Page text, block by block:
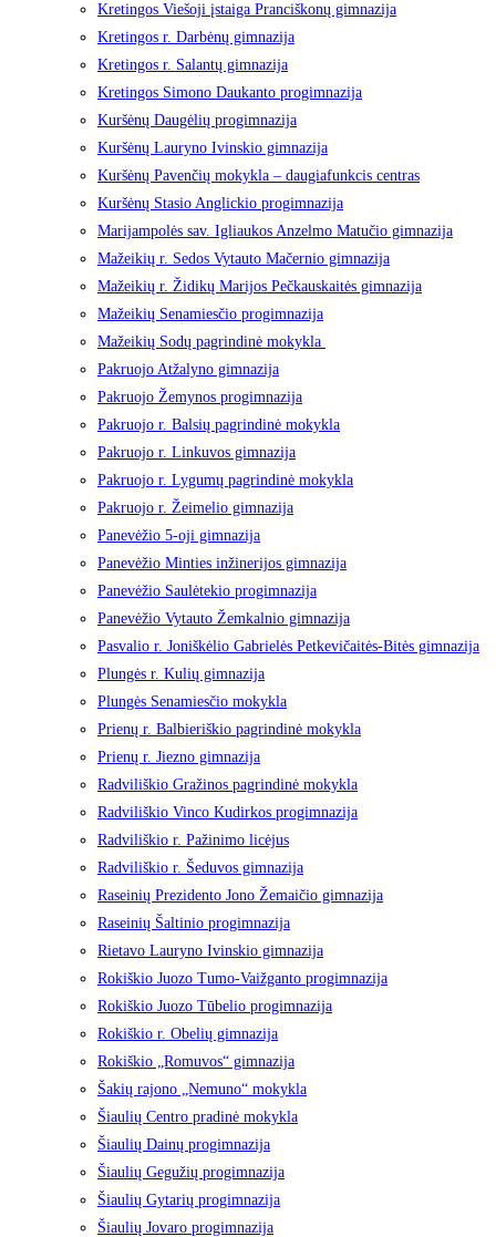
Kretingos Viešoji įstaiga Pranciškonų gimnazija
Kretingos r. Darbėnų gimnazija
Kretingos r. Salantų gimnazija
Kretingos Simono Daukanto progimnazija
Kuršėnų Daugėlių progimnazija
Kuršėnų Lauryno Ivinskio gimnazija
Kuršėnų Pavenčių mokykla – daugiafunkcis centras
Kuršėnų Stasio Anglickio progimnazija
Marijampolės sav. Igliaukos Anzelmo Matučio gimnazija
Mažeikių r. Sedos Vytauto Mačernio gimnazija
Mažeikių r. Židikų Marijos Pečkauskaitės gimnazija
Mažeikių Senamiesčio progimnazija
Mažeikių Sodų pagrindinė mokykla
Pakruojo Atžalyno gimnazija
Pakruojo Žemynos progimnazija
Pakruojo r. Balsių pagrindinė mokykla
Pakruojo r. Linkuvos gimnazija
Pakruojo r. Lygumų pagrindinė mokykla
Pakruojo r. Žeimelio gimnazija
Panevėžio 5-oji gimnazija
Panevėžio Minties inžinerijos gimnazija
Panevėžio Saulėtekio progimnazija
Panevėžio Vytauto Žemkalnio gimnazija
Pasvalio r. Joniškėlio Gabrielės Petkevičaitės-Bitės gimnazija
Plungės r. Kulių gimnazija
Plungės Senamiesčio mokykla
Prienų r. Balbieriškio pagrindinė mokykla
Prienų r. Jiezno gimnazija
Radviliškio Gražinos pagrindinė mokykla
Radviliškio Vinco Kudirkos progimnazija
Radviliškio r. Pažinimo licėjus
Radviliškio r. Šeduvos gimnazija
Raseinių Prezidento Jono Žemaičio gimnazija
Raseinių Šaltinio progimnazija
Rietavo Lauryno Ivinskio gimnazija
Rokiškio Juozo Tumo-Vaižganto progimnazija
Rokiškio Juozo Tūbelio progimnazija
Rokiškio r. Obelių gimnazija
Rokiškio „Romuvos“ gimnazija
Šakių rajono „Nemuno“ mokykla
Šiaulių Centro pradinė mokykla
Šiaulių Dainų progimnazija
Šiaulių Gegužių progimnazija
Šiaulių Gytarių progimnazija
Šiaulių Jovaro progimnazija